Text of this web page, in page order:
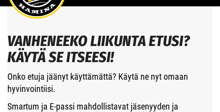
VANHENEEKO LIIKUNTA ETUSI?
KÄYTÄ SE ITSEESI!
Onko etuja jäänyt käyttämättä? Käytä ne nyt omaan
hyvinvointiisi.
Smartum ja E-passi mahdollistavat jäsenyyden ja